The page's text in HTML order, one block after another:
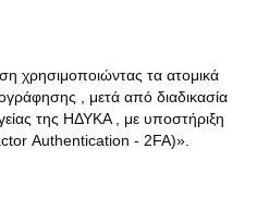
χρησιμοποιώντας τα ατομικά
, μετά από διαδικασία
της ΗΔΥΚΑ , με υποστήριξη
Authentication - 2FA)».